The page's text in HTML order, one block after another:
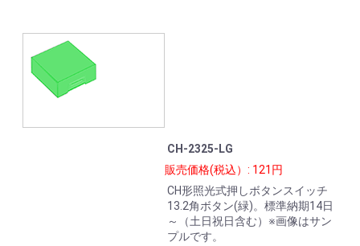
CH-2325-LG
販売価格(税込）: 121円
CH形照光式押しボタンスイッチ
13.2角ボタン(緑)。標準納期14日
～（土日祝日含む）※画像はサン
プルです。